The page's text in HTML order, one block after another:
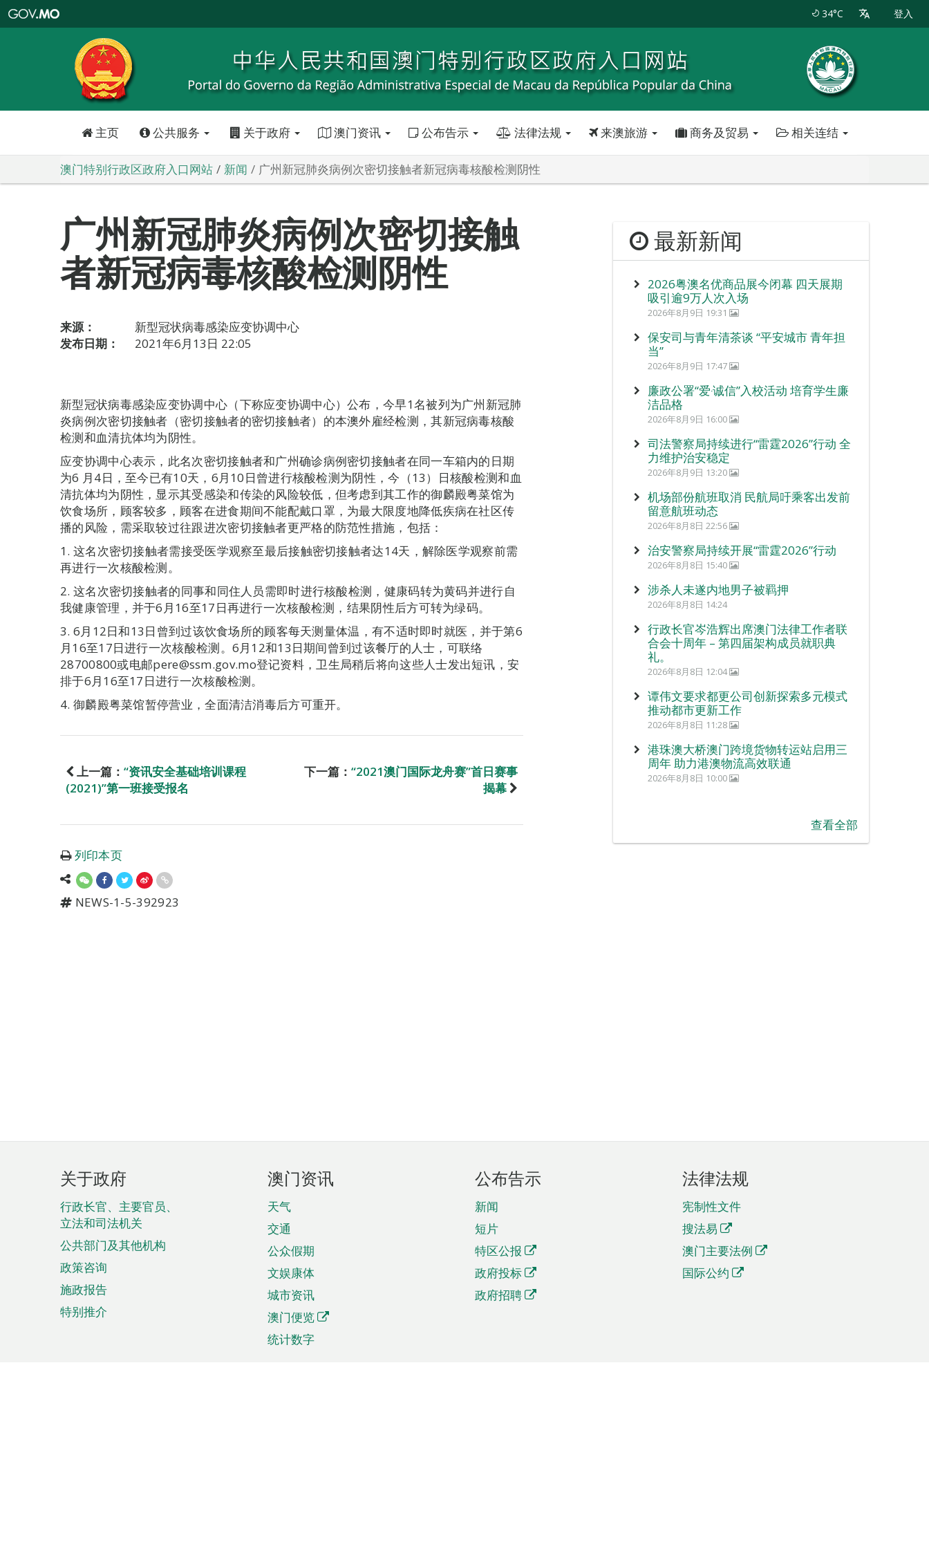
特
政
区
政
口
34°C 登入
主页 公共服务 关于政府 澳门资讯 公布告示 法律法规 来澳旅游 商务及贸易 相关连结
澳门特别行政区政府入口网站 新闻 广州新冠肺炎病例次密切接触者新冠病毒核酸检测阴性
广州新冠肺炎病例次密切接触
者新冠病毒核酸检测阴性
来源：
新型冠状病毒感染应变协调中心
发布日期：
2021年6月13日 22:05
新型冠状病毒感染应变协调中心（下称应变协调中心）公布，今早1名被列为广州新冠肺
炎病例次密切接触者（密切接触者的密切接触者）的本澳外雇经检测，其新冠病毒核酸
检测和血清抗体均为阴性。
应变协调中心表示，此名次密切接触者和广州确诊病例密切接触者在同一车箱内的日期
为6 月4日，至今已有10天，6月10日曾进行核酸检测为阴性，今（13）日核酸检测和血
清抗体均为阴性，显示其受感染和传染的风险较低，但考虑到其工作的御麟殿粤菜馆为
饮食场所，顾客较多，顾客在进食期间不能配戴口罩，为最大限度地降低疾病在社区传
播的风险，需采取较过往跟进次密切接触者更严格的防范性措施，包括：
1. 这名次密切接触者需接受医学观察至最后接触密切接触者达14天，解除医学观察前需
再进行一次核酸检测。
2. 这名次密切接触者的同事和同住人员需即时进行核酸检测，健康码转为黄码并进行自
我健康管理，并于6月16至17日再进行一次核酸检测，结果阴性后方可转为绿码。
3. 6月12日和13日曾到过该饮食场所的顾客每天测量体温，有不适时即时就医，并于第6
月16至17日进行一次核酸检测。6月12和13日期间曾到过该餐厅的人士，可联络
28700800或电邮pere@ssm.gov.mo登记资料，卫生局稍后将向这些人士发出短讯，安
排于6月16至17日进行一次核酸检测。
4. 御麟殿粤菜馆暂停营业，全面清洁消毒后方可重开。
上一篇： “资讯安全基础培训课程
(2021)”第一班接受报名
下一篇： “2021澳门国际龙舟赛”首日赛事
揭幕
列印本页
NEWS-1-5-392923
最新新闻
2026粤澳名优商品展今闭幕 四天展期
吸引逾9万人次入场
2026年8月9日 19:31
保安司与青年清茶谈 “平安城市 青年担
当”
2026年8月9日 17:47
廉政公署“爱‧诚信”入校活动 培育学生廉
洁品格
2026年8月9日 16:00
司法警察局持续进行“雷霆2026”行动 全
力维护治安稳定
2026年8月9日 13:20
机场部份航班取消 民航局吁乘客出发前
留意航班动态
2026年8月8日 22:56
治安警察局持续开展“雷霆2026”行动
2026年8月8日 15:40
涉杀人未遂内地男子被羁押
2026年8月8日 14:24
行政长官岑浩辉出席澳门法律工作者联
合会十周年 – 第四届架构成员就职典
礼。
2026年8月8日 12:04
谭伟文要求都更公司创新探索多元模式
推动都市更新工作
2026年8月8日 11:28
港珠澳大桥澳门跨境货物转运站启用三
周年 助力港澳物流高效联通
2026年8月8日 10:00
查看全部
页
脚
菜
单
关于政府
行政长官、主要官员、
立法和司法机关
公共部门及其他机构
政策咨询
施政报告
特别推介
澳门资讯
天气
交通
公众假期
文娱康体
城市资讯
澳门便览
统计数字
公布告示
新闻
短片
特区公报
政府投标
政府招聘
法律法规
宪制性文件
搜法易
澳门主要法例
国际公约